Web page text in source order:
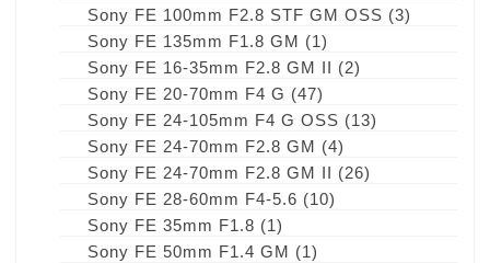
Sony FE 100mm F2.8 STF GM OSS (3)
Sony FE 135mm F1.8 GM (1)
Sony FE 16-35mm F2.8 GM II (2)
Sony FE 20-70mm F4 G (47)
Sony FE 24-105mm F4 G OSS (13)
Sony FE 24-70mm F2.8 GM (4)
Sony FE 24-70mm F2.8 GM II (26)
Sony FE 28-60mm F4-5.6 (10)
Sony FE 35mm F1.8 (1)
Sony FE 50mm F1.4 GM (1)